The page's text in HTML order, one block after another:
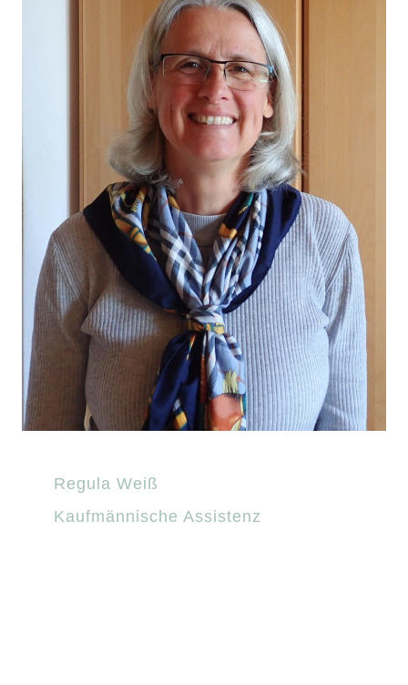
Regula Weiß
Kaufmännische Assistenz